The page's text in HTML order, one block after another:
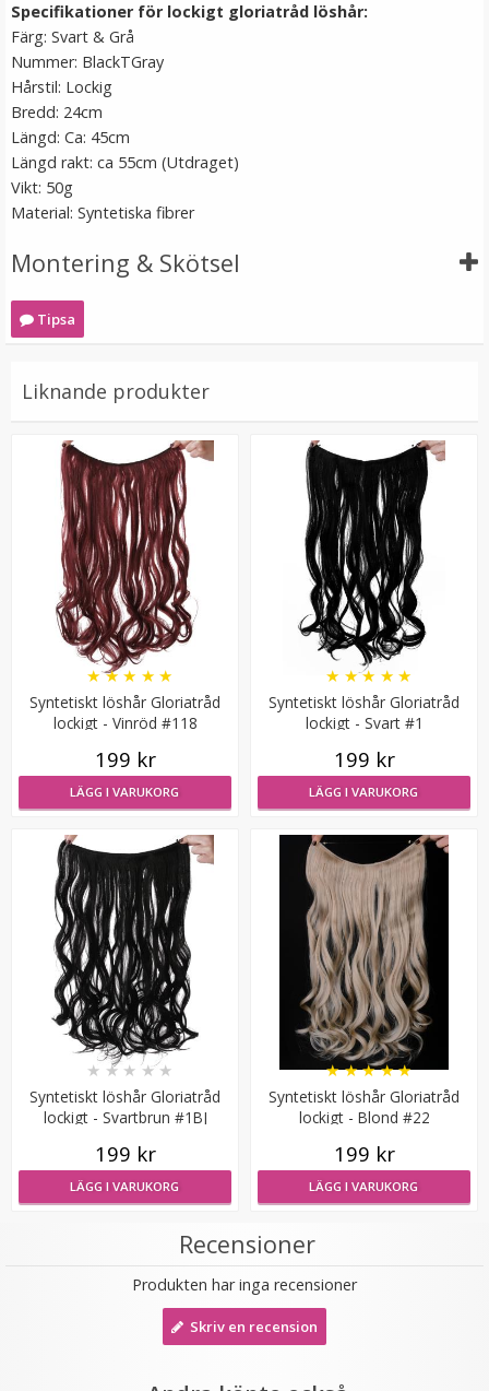
Syntetiskt löshår Gloriatråd lockigt - Askblond #16
#27/613 Ljusbrun - Hästsvans vågig rosett
★★ ★ ★
LÄGG I VARUKORG
Syntetiskt löshår Gloriatråd rakt - Mörkbrun #8A
★★ ★★
VÄLJ
Specifikationer för lockigt gloriatråd löshår:
Färg: Svart & Grå
Nummer: BlackTGray
Hårstil: Lockig
Bredd: 24cm
Längd: Ca: 45cm
Längd rakt: ca 55cm (Utdraget)
Vikt: 50g
Material: Syntetiska fibrer
Montering & Skötsel
Tipsa
Liknande produkter
Syntetiskt löshår Gloriatråd
lockigt - Vinröd #118
★ ★ ★ ★ ★
199 kr
LÄGG I VARUKORG
Syntetiskt löshår Gloriatråd
lockigt - Svart #1
★ ★★ ★ ★
199 kr
LÄGG I VARUKORG
Syntetiskt löshår Gloriatråd
lockigt - Svartbrun #1BJ
★ ★ ★ ★★
199 kr
LÄGG I VARUKORG
Syntetiskt löshår Gloriatråd
lockigt - Blond #22
★★★★★
199 kr
LÄGG I VARUKORG
Recensioner
Produkten har inga recensioner
Skriv en recension